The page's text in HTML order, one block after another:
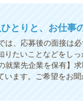
とりと、お仕事
は、応募後の面接は
りたいことなどをし
就業先企業を保有】
います。ご希望をお